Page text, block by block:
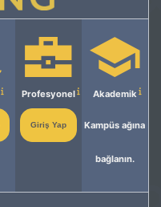
Profesyonel
Giriş Yap
Akademik
Kampüs ağına
bağlanın.